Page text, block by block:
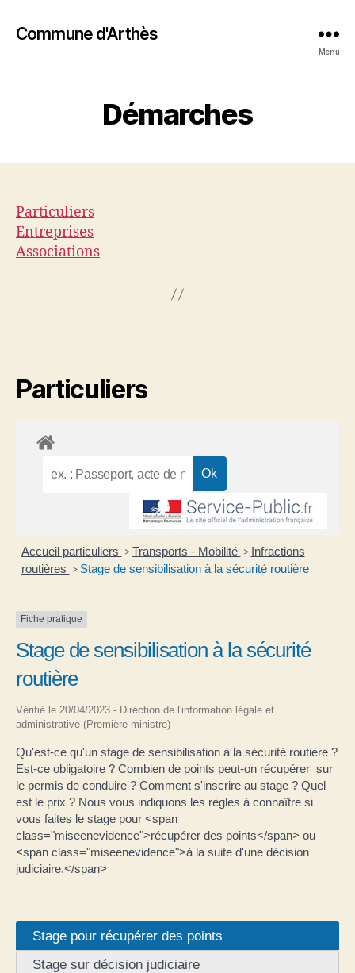
Commune d'Arthès
Menu
Démarches
Particuliers
Entreprises
Associations
Particuliers
Accueil particuliers > Transports - Mobilité > Infractions
routières > Stage de sensibilisation à la sécurité routière
Fiche pratique
Stage de sensibilisation à la sécurité
routière
Vérifié le 20/04/2023 - Direction de l'information légale et
administrative (Première ministre)
Qu'est-ce qu'un stage de sensibilisation à la sécurité routière ?
Est-ce obligatoire ? Combien de points peut-on récupérer sur
le permis de conduire ? Comment s'inscrire au stage ? Quel
est le prix ? Nous vous indiquons les règles à connaître si
vous faites le stage pour <span
class="miseenevidence">récupérer des points</span> ou
<span class="miseenevidence">à la suite d'une décision
judiciaire.</span>
Stage pour récupérer des points
Stage sur décision judiciaire